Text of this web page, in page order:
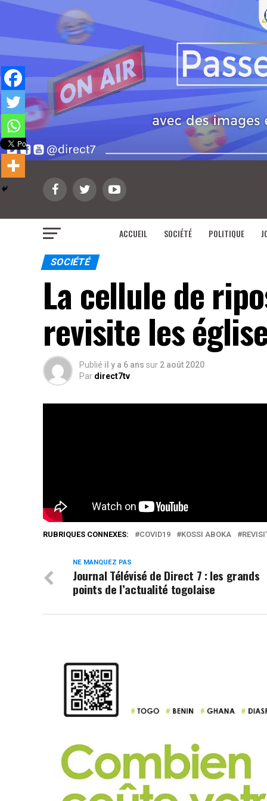
ACCUEIL SOCIÉTÉ POLITIQUE
SOCIÉTÉ
La cellule de
revisite les
Publié il y a 6 ans sur 2 août 2020
Par direct7tv
RUBRIQUES CONNEXES: COVID19 KOSSI ABOKA
NE MANQUEZ PAS
Journal Télévisé de Direct 7 : les grands
points de l’actualité togolaise